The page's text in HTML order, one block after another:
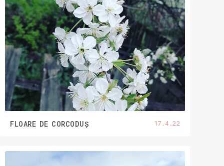
FLOARE DE CORCODUȘ 17.4.22